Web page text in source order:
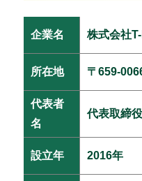
企業名 株式会社
所在地 〒659-
代表者
名
代表取締
設立年 2016年